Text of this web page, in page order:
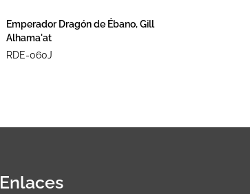
Emperador Dragón de Ébano, Gill
Alhama'at
RDE-060J
Enlaces